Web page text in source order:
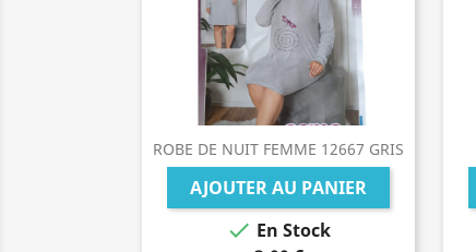
ROBE DE NUIT FEMME 12667 GRIS
AJOUTER AU PANIER
 En Stock